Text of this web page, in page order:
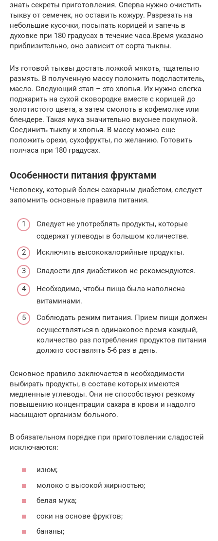
знать секреты приготовления. Сперва нужно очистить
тыкву от семечек, но оставить кожуру. Разрезать на
небольшие кусочки, посыпать корицей и запечь в
духовке при 180 градусах в течение часа.Время указано
приблизительно, оно зависит от сорта тыквы.
Из готовой тыквы достать ложкой мякоть, тщательно
размять. В полученную массу положить подсластитель,
масло. Следующий этап – это хлопья. Их нужно слегка
поджарить на сухой сковородке вместе с корицей до
золотистого цвета, а затем смолоть в кофемолке или
блендере. Такая мука значительно вкуснее покупной.
Соединить тыкву и хлопья. В массу можно еще
положить орехи, сухофрукты, по желанию. Готовить
полчаса при 180 градусах.
Особенности питания фруктами
Человеку, который болен сахарным диабетом, следует
запомнить основные правила питания.
Следует не употреблять продукты, которые
содержат углеводы в большом количестве.
Исключить высококалорийные продукты.
Сладости для диабетиков не рекомендуются.
Необходимо, чтобы пища была наполнена
витаминами.
Соблюдать режим питания. Прием пищи должен
осуществляться в одинаковое время каждый,
количество раз потребления продуктов питания
должно составлять 5-6 раз в день.
Основное правило заключается в необходимости
выбирать продукты, в составе которых имеются
медленные углеводы. Они не способствуют резкому
повышению концентрации сахара в крови и надолго
насыщают организм больного.
В обязательном порядке при приготовлении сладостей
исключаются:
изюм;
молоко с высокой жирностью;
белая мука;
соки на основе фруктов;
бананы;